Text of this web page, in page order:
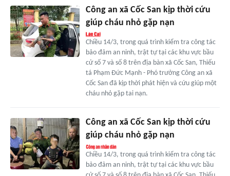
Công an xã Cốc San kịp thời cứu
giúp cháu nhỏ gặp nạn
Chiều 14/3, trong quá trình kiểm tra công tác
bảo đảm an ninh, trật tự tại các khu vực bầu
cử số 7 và số 8 trên địa bàn xã Cốc San, Thiếu
tá Phạm Đức Mạnh - Phó trưởng Công an xã
Cốc San đã kịp thời phát hiện và cứu giúp một
cháu nhỏ gặp tai nạn.
Công an xã Cốc San kịp thời cứu
giúp cháu nhỏ gặp nạn
Chiều 14/3, trong quá trình kiểm tra công tác
bảo đảm an ninh, trật tự tại các khu vực bầu